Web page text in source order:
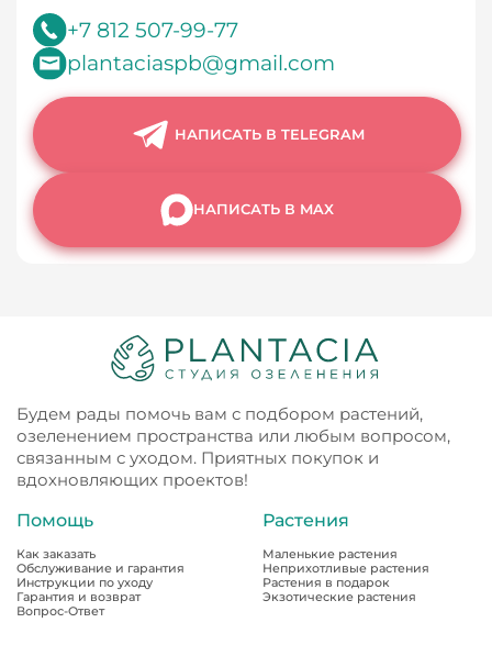
+7 812 507-99-77
plantaciaspb@gmail.com
НАПИСАТЬ В TELEGRAM
НАПИСАТЬ В MAX
Будем рады помочь вам с подбором растений,
озеленением пространства или любым вопросом,
связанным с уходом. Приятных покупок и
вдохновляющих проектов!
Помощь
Как заказать
Обслуживание и гарантия
Инструкции по уходу
Гарантия и возврат
Вопрос-Ответ
Растения
Маленькие растения
Неприхотливые растения
Растения в подарок
Экзотические растения